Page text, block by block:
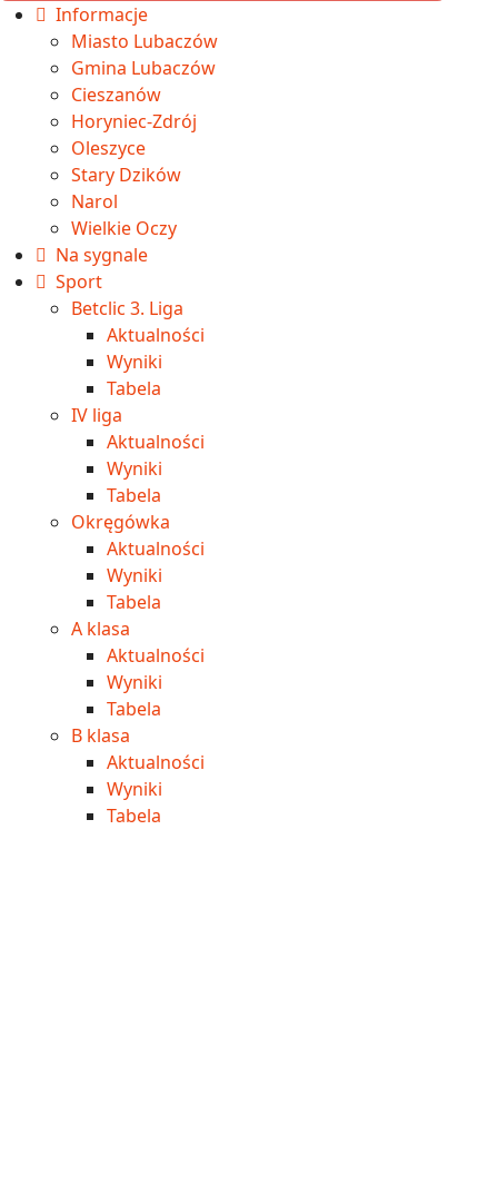
Informacje
Miasto Lubaczów
Gmina Lubaczów
Cieszanów
Horyniec-Zdrój
Oleszyce
Stary Dzików
Narol
Wielkie Oczy
Na sygnale
Sport
Betclic 3. Liga
Aktualności
Wyniki
Tabela
IV liga
Aktualności
Wyniki
Tabela
Okręgówka
Aktualności
Wyniki
Tabela
A klasa
Aktualności
Wyniki
Tabela
B klasa
Aktualności
Wyniki
Tabela